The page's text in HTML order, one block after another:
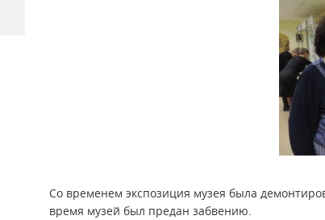
Со временем экспозиция музея была
время музей был предан забвению.